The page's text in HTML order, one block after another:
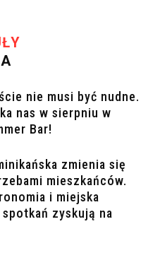
nie musi być nudne.
nas w sierpniu w
Bar!
zmienia się
mieszkańców.
i miejska
zyskują na